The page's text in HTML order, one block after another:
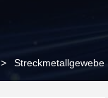
> Streckmetallgewebe